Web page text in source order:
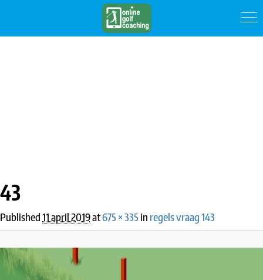
43
Published11 april 2019at675 × 335 in regels vraag 143